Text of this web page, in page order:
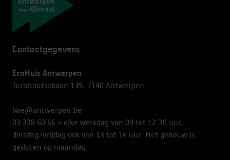
Contactgegevens
EcoHuis Antwerpen
Turnhoutsebaan 139, 2140 Antwerpen
lwe@antwerpen.be
03 338 60 66 > elke werkdag van 09 tot 12.30 uur,
dinsdag/vrijdag ook van 13 tot 16 uur. Het gebouw is
gesloten op maandag.